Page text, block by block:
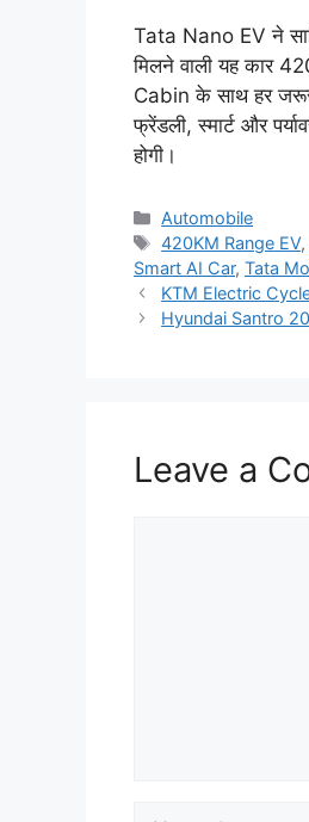
Tata Nano EV ने
मिलने वाली यह कार
Cabin के साथ हर
फ्रेंडली, स्मार्ट और
होगी।
Categories
Automobile
Tags
420KM Range EV
Smart AI Car, Tata
KTM Electric
Hyundai Santro
Leave a
Name